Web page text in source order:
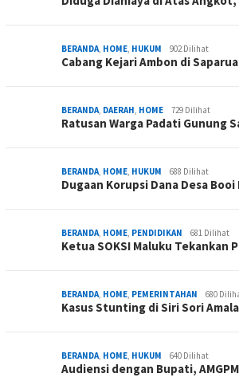
BERANDA HOME HUKUM 902 Dilihat
Cabang Kejari Ambon di
BERANDA DAERAH HOME 729 Dilihat
Ratusan Warga Padati Gunung
BERANDA HOME HUKUM 688 Dilihat
Dugaan Korupsi Dana Desa
BERANDA HOME PENDIDIKAN 681 Dilihat
Ketua SOKSI Maluku Tekankan
BERANDA HOME PEMERINTAHAN 680
Kasus Stunting di Siri Sori
BERANDA HOME HUKUM 640 Dilihat
Audiensi dengan Bupati,